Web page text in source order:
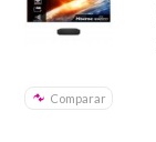
Comparar